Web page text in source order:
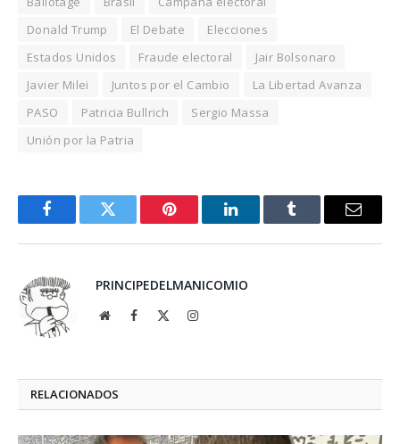
Donald Trump
El Debate
Elecciones
Estados Unidos
Fraude electoral
Jair Bolsonaro
Javier Milei
Juntos por el Cambio
La Libertad Avanza
PASO
Patricia Bullrich
Sergio Massa
Unión por la Patria
FacebookTwitter Pinterest LinkedInTumblr Email
PRINCIPEDELMANICOMIO
WebsiteFacebook Instagram
RELACIONADOS